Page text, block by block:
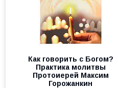
Как говорить с Богом?
Практика молитвы
Протоиерей Максим
Горожанкин